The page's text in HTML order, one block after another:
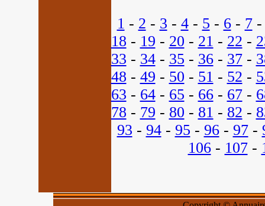
1 - 2 - 3 - 4- 5 - 6- 7
18 - 19 - 20 - 21 - 22 -
33 - 34- 35 - 36- 37-
48 - 49 - 50 - 51 - 52 -
63 - 64- 65 - 66- 67-
78 - 79 - 80 - 81 - 82 -
93 - 94- 95 - 96- 97-
106- 107-